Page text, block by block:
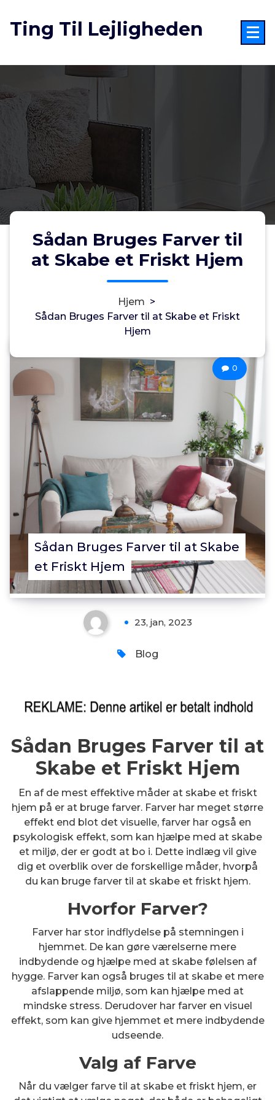
indhold
Ting Til Lejligheden
Sådan Bruges Farver til
at Skabe et Friskt Hjem
Hjem >
Sådan Bruges Farver til at Skabe et Friskt
Hjem
Sådan Bruges Farver til at Skabe
et Friskt Hjem
0
23, jan, 2023
Blog
Sådan Bruges Farver til at
Skabe et Friskt Hjem
En af de mest effektive måder at skabe et friskt
hjem på er at bruge farver. Farver har meget større
effekt end blot det visuelle, farver har også en
psykologisk effekt, som kan hjælpe med at skabe
et miljø, der er godt at bo i. Dette indlæg vil give
dig et overblik over de forskellige måder, hvorpå
du kan bruge farver til at skabe et friskt hjem.
Hvorfor Farver?
Farver har stor indflydelse på stemningen i
hjemmet. De kan gøre værelserne mere
indbydende og hjælpe med at skabe følelsen af
hygge. Farver kan også bruges til at skabe et mere
afslappende miljø, som kan hjælpe med at
mindske stress. Derudover har farver en visuel
effekt, som kan give hjemmet et mere indbydende
udseende.
Valg af Farve
Når du vælger farve til at skabe et friskt hjem, er